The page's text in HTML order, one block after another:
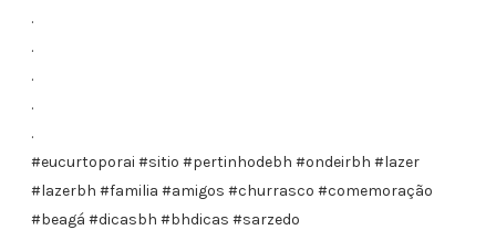
.
.
.
.
.
#eucurtoporai #sitio #pertinhodebh #ondeirbh #lazer
#lazerbh #familia #amigos #churrasco #comemoração
#beagá #dicasbh #bhdicas #sarzedo